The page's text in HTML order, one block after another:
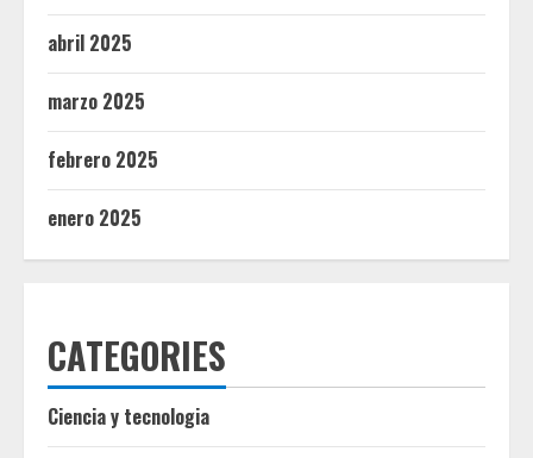
abril 2025
marzo 2025
febrero 2025
enero 2025
CATEGORIES
Ciencia y tecnologia